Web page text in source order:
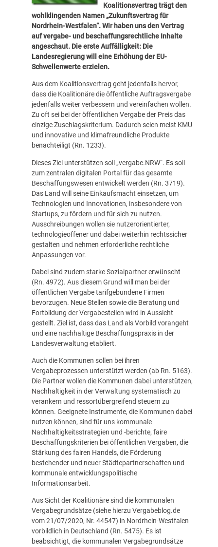
Koalitionsvertrag trägt den
wohlklingenden Namen „Zukunftsvertrag für
Nordrhein-Westfalen“. Wir haben uns den Vertrag
auf vergabe- und beschaffungsrechtliche Inhalte
angeschaut. Die erste Auffälligkeit: Die
Landesregierung will eine Erhöhung der EU-
Schwellenwerte erzielen.
Aus dem Koalitionsvertrag geht jedenfalls hervor,
dass die Koalitionäre die öffentliche Auftragsvergabe
jedenfalls weiter verbessern und vereinfachen wollen.
Zu oft sei bei der öffentlichen Vergabe der Preis das
einzige Zuschlagskriterium. Dadurch seien meist KMU
und innovative und klimafreundliche Produkte
benachteiligt (Rn. 1233).
Dieses Ziel unterstützen soll „vergabe.NRW“. Es soll
zum zentralen digitalen Portal für das gesamte
Beschaffungswesen entwickelt werden (Rn. 3719).
Das Land will seine Einkaufsmacht einsetzen, um
Technologien und Innovationen, insbesondere von
Startups, zu fördern und für sich zu nutzen.
Ausschreibungen wollen sie nutzerorientierter,
technologieoffener und dabei weiterhin rechtssicher
gestalten und nehmen erforderliche rechtliche
Anpassungen vor.
Dabei sind zudem starke Sozialpartner erwünscht
(Rn. 4972). Aus diesem Grund will man bei der
öffentlichen Vergabe tarifgebundene Firmen
bevorzugen. Neue Stellen sowie die Beratung und
Fortbildung der Vergabestellen wird in Aussicht
gestellt. Ziel ist, dass das Land als Vorbild vorangeht
und eine nachhaltige Beschaffungspraxis in der
Landesverwaltung etabliert.
Auch die Kommunen sollen bei ihren
Vergabeprozessen unterstützt werden (ab Rn. 5163).
Die Partner wollen die Kommunen dabei unterstützen,
Nachhaltigkeit in der Verwaltung systematisch zu
verankern und ressortübergreifend steuern zu
können. Geeignete Instrumente, die Kommunen dabei
nutzen können, sind für uns kommunale
Nachhaltigkeitsstrategien und -berichte, faire
Beschaffungskriterien bei öffentlichen Vergaben, die
Stärkung des fairen Handels, die Förderung
bestehender und neuer Städtepartnerschaften und
kommunale entwicklungspolitische
Informationsarbeit.
Aus Sicht der Koalitionäre sind die kommunalen
Vergabegrundsätze (siehe hierzu Vergabeblog.de
vom 21/07/2020, Nr. 44547) in Nordrhein-Westfalen
vorbildlich in Deutschland (Rn. 5475). Es ist
beabsichtigt, die kommunalen Vergabegrundsätze